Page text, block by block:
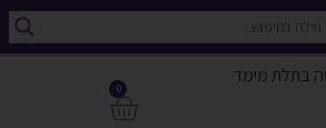
בתלת מימד
0